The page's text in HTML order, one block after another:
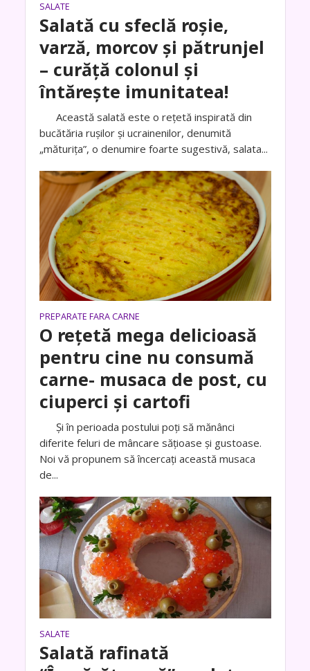
SALATE
Salată cu sfeclă roșie,
varză, morcov și pătrunjel
– curăță colonul și
întărește imunitatea!
Această salată este o rețetă inspirată din
bucătăria rușilor și ucrainenilor, denumită
„măturița”, o denumire foarte sugestivă, salata...
PREPARATE FARA CARNE
O rețetă mega delicioasă
pentru cine nu consumă
carne- musaca de post, cu
ciuperci și cartofi
Și în perioada postului poți să mănânci
diferite feluri de mâncare sățioase și gustoase.
Noi vă propunem să încercați această musaca
de...
SALATE
Salată rafinată